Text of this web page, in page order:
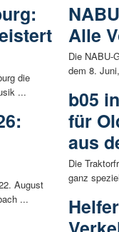
die
...
August
...
Alle
Die NABU-
dem 8.
b05
für
aus
Die
ganz